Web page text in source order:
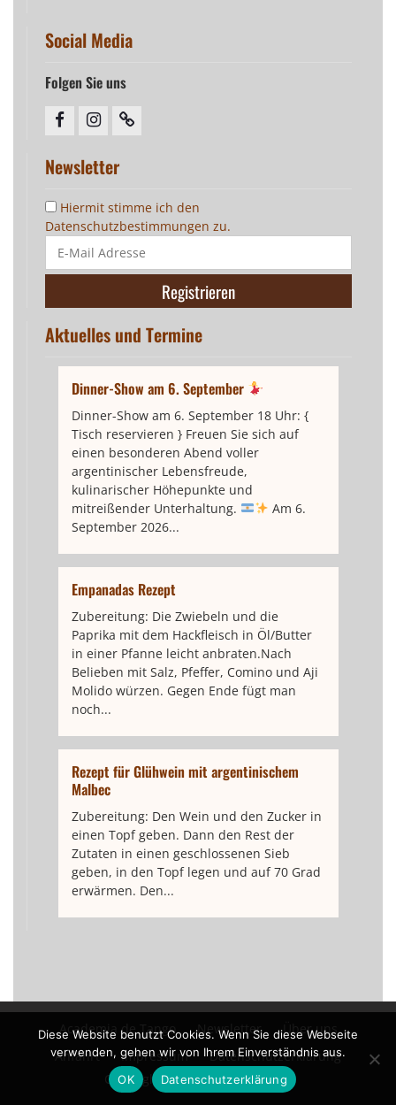
Social Media
Folgen Sie uns
Newsletter
Hiermit stimme ich den
Datenschutzbestimmungen zu.
Aktuelles und Termine
Dinner-Show am 6. September
Dinner-Show am 6. September 18 Uhr: {
Tisch reservieren } Freuen Sie sich auf
einen besonderen Abend voller
argentinischer Lebensfreude,
kulinarischer Höhepunkte und
mitreißender Unterhaltung.
Am 6.
September 2026...
Empanadas Rezept
Zubereitung: Die Zwiebeln und die
Paprika mit dem Hackfleisch in Öl/Butter
in einer Pfanne leicht anbraten.Nach
Belieben mit Salz, Pfeffer, Comino und Aji
Molido würzen. Gegen Ende fügt man
noch...
Rezept für Glühwein mit argentinischem
Malbec
Zubereitung: Den Wein und den Zucker in
einen Topf geben. Dann den Rest der
Zutaten in einen geschlossenen Sieb
geben, in den Topf legen und auf 70 Grad
erwärmen. Den...
Academia de Tango Newsletter
Über uns
Anfahrt
Impressum
Datenschutzerklärung
Copyright © All rights reserved.
Diese Website benutzt Cookies. Wenn Sie diese Webseite
verwenden, gehen wir von Ihrem Einverständnis aus.
OK
Datenschutzerklärung